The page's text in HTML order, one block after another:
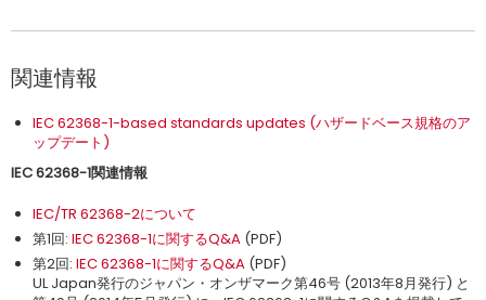
関連情報
IEC 62368-1-based standards updates (ハザードベース規格のア
ップデート)
IEC 62368-1関連情報
IEC/TR 62368-2について
第1回: IEC 62368-1に関するQ&A (PDF)
第2回: IEC 62368-1に関するQ&A (PDF)
UL Japan発行のジャパン・オンザマーク第46号 (2013年8月発行) と